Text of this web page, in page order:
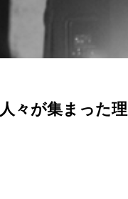
々が集まった理